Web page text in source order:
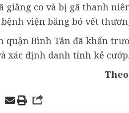
giằng co và bị gã thanh
viện băng bó vết
quận Bình Tân đã khẩn
xác định danh tính kẻ cướp.